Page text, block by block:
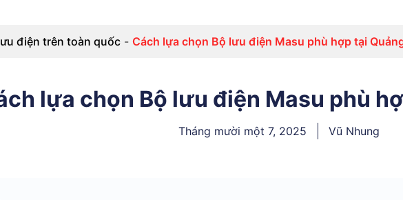
điện trên toàn quốc - Cách lựa chọn Bộ lưu điện Masu phù hợp tại
lựa chọn Bộ lưu điện Masu phù
Tháng mười một 7, 2025 Vũ Nhung